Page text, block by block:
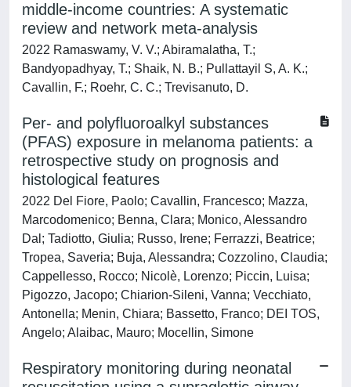
middle-income countries: A systematic
review and network meta-analysis
2022 Ramaswamy, V. V.; Abiramalatha, T.;
Bandyopadhyay, T.; Shaik, N. B.; Pullattayil S, A. K.;
Cavallin, F.; Roehr, C. C.; Trevisanuto, D.
Per- and polyfluoroalkyl substances
(PFAS) exposure in melanoma patients: a
retrospective study on prognosis and
histological features
2022 Del Fiore, Paolo; Cavallin, Francesco; Mazza,
Marcodomenico; Benna, Clara; Monico, Alessandro
Dal; Tadiotto, Giulia; Russo, Irene; Ferrazzi, Beatrice;
Tropea, Saveria; Buja, Alessandra; Cozzolino, Claudia;
Cappellesso, Rocco; Nicolè, Lorenzo; Piccin, Luisa;
Pigozzo, Jacopo; Chiarion-Sileni, Vanna; Vecchiato,
Antonella; Menin, Chiara; Bassetto, Franco; DEI TOS,
Angelo; Alaibac, Mauro; Mocellin, Simone
Respiratory monitoring during neonatal